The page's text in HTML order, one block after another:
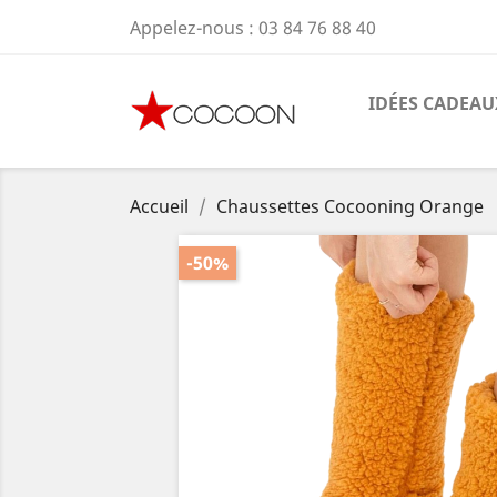
Appelez-nous : 03 84 76 88 40
IDÉES
Accueil Chaussettes Cocooning Orange
-50%